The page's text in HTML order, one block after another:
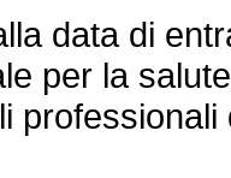
data di
per la